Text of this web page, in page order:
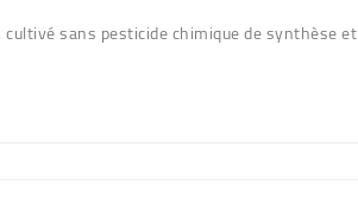
cultivé sans pesticide chimique de synthèse et